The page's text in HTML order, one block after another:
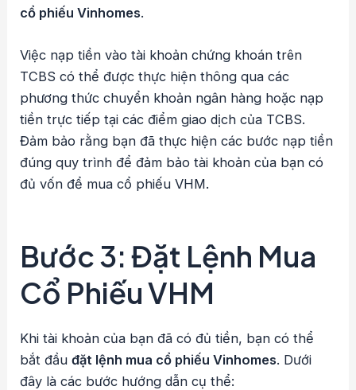
cổ phiếu Vinhomes.
Việc nạp tiền vào tài khoản chứng khoán trên
TCBS có thể được thực hiện thông qua các
phương thức chuyển khoản ngân hàng hoặc nạp
tiền trực tiếp tại các điểm giao dịch của TCBS.
Đảm bảo rằng bạn đã thực hiện các bước nạp tiền
đúng quy trình để đảm bảo tài khoản của bạn có
đủ vốn để mua cổ phiếu VHM.
Bước 3: Đặt Lệnh Mua
Cổ Phiếu VHM
Khi tài khoản của bạn đã có đủ tiền, bạn có thể
bắt đầuđặt lệnh mua cổ phiếu Vinhomes. Dưới
đây là các bước hướng dẫn cụ thể: